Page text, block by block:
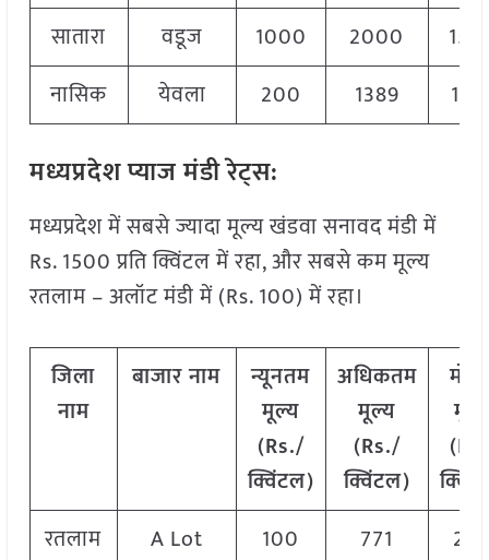
सातारा वडूज 1000 2000
नासिक
येवला 200 1389
मध्यप्रदेश प्याज मंडी रेट्स:
मध्यप्रदेश में सबसे ज्यादा मूल्य खंडवा सनावद मंडी में
Rs. 1500 प्रति क्विंटल में रहा, और सबसे कम मूल्य
रतलाम – अलॉट मंडी में (Rs. 100) में रहा।
जिला
नाम
बाजार नाम
न्यूनतम
मूल्य
(Rs./
क्विंटल)
अधिकतम
मूल्य
(Rs./
क्विंटल)
रतलाम
A Lot 100 771